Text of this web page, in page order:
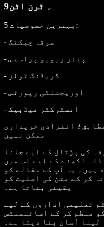
9۔ ٹرن اٹن
5 بہترین خصوصیات :
- سرقہ چیکنگ
- پیئر ریویو پراسیس
- گریڈنگ ٹولز
- اوریجنلٹی رپورٹس
- انسٹرکٹر فیڈبیک
انفرادی خریداری
ممکن نہیں
کی پڑتال کے لیے جانا
لکھنے کے لیے اس میں
ہیں۔ یہ آپ کے مقالے کو
کر کے متن کی اصلیت کو
یقینی بناتا ہے۔
تعلیمی اداروں کے لیے
منظم کر کے اسائنمنٹس
لینا آسان بنا دیتا ہے۔